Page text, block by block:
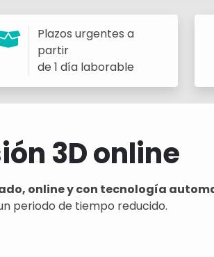
Plazos urgentes a
partir
de 1 día laborable
3D online
online y con tecnología
periodo de tiempo reducido.